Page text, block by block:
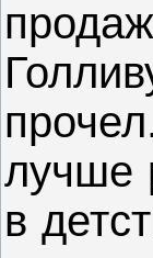
лучше
в